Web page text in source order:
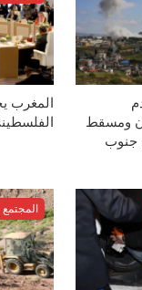
ومسقط
جنوب
المغرب
المجتمع